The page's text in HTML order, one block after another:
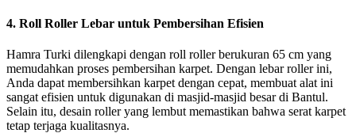
4. Roll Roller Lebar untuk Pembersihan Efisien
Hamra Turki dilengkapi dengan roll roller berukuran 65 cm yang
memudahkan proses pembersihan karpet. Dengan lebar roller ini,
Anda dapat membersihkan karpet dengan cepat, membuat alat ini
sangat efisien untuk digunakan di masjid-masjid besar di Bantul.
Selain itu, desain roller yang lembut memastikan bahwa serat karpet
tetap terjaga kualitasnya.